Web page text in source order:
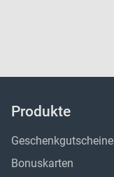
Produkte
Geschenkgutscheine
Bonuskarten